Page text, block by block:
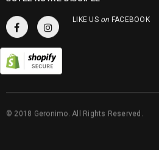
LIKE US FACEBOOK
© 2018 Geronimo. All Rights Reserved.